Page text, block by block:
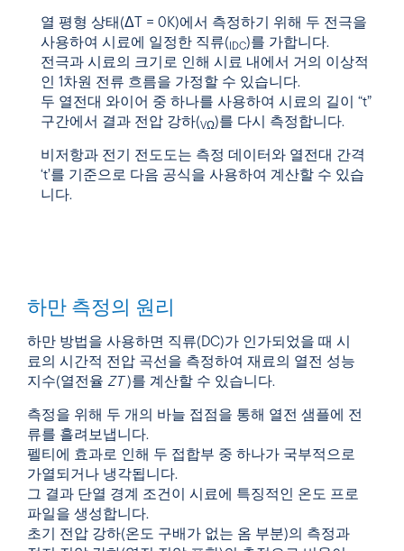
열 평형 상태(ΔT = 0K)에서 측정하기 위해 두 전극을
사용하여 시료에 일정한 직류(IDC)를 가합니다.
전극과 시료의 크기로 인해 시료 내에서 거의 이상적
인 1차원 전류 흐름을 가정할 수 있습니다.
두 열전대 와이어 중 하나를 사용하여 시료의 길이 “t”
구간에서 결과 전압 강하(VΩ)를 다시 측정합니다.
비저항과 전기 전도도는 측정 데이터와 열전대 간격
‘t’를 기준으로 다음 공식을 사용하여 계산할 수 있습
니다.
하만 측정의 원리
하만 방법을 사용하면 직류(DC)가 인가되었을 때 시
료의 시간적 전압 곡선을 측정하여 재료의 열전 성능
지수(열전율 ZT )를 계산할 수 있습니다.
측정을 위해 두 개의 바늘 접점을 통해 열전 샘플에 전
류를 흘려보냅니다.
펠티에 효과로 인해 두 접합부 중 하나가 국부적으로
가열되거나 냉각됩니다.
그 결과 단열 경계 조건이 시료에 특징적인 온도 프로
파일을 생성합니다.
초기 전압 강하(온도 구배가 없는 옴 부분)의 측정과